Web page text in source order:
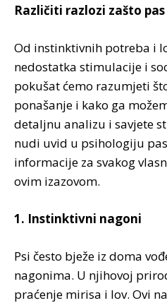
Različiti razlozi zašto
Od instinktivnih potreba i
nedostatka stimulacije i
pokušat ćemo razumjeti
ponašanje i kako ga
detaljnu analizu i savjete
nudi uvid u psihologiju
informacije za svakog
ovim izazovom.
1. Instinktivni nagoni
Psi često bježe iz doma
nagonima. U njihovoj
praćenje mirisa i lov. Ovi